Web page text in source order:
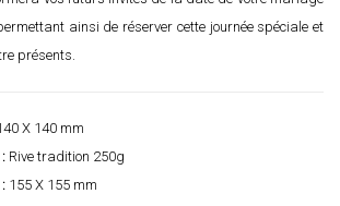
ainsi de réserver cette journée spéciale et
présents.
X 140 mm
Rive tradition 250g
155 X 155 mm